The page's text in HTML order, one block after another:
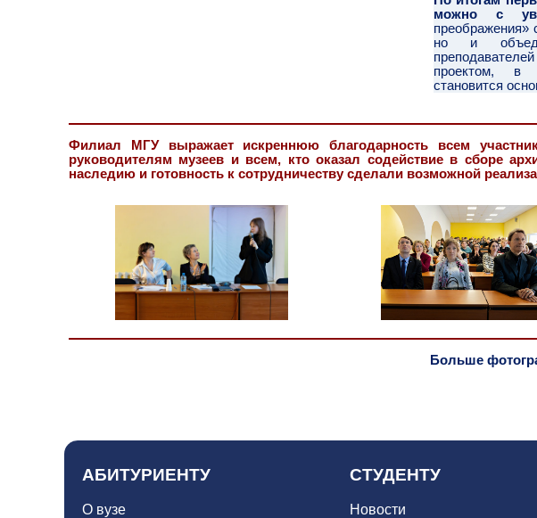
можно с
преображения»
но и
проектом, в
становится
Филиал МГУ выражает искреннюю благодарность всем
руководителям музеев и всем, кто оказал содействие в сборе
наследию и готовность к сотрудничеству сделали возможной
Больше
АБИТУРИЕНТУ
О вузе
СТУДЕНТУ
Новости